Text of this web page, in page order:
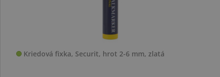
Kriedová fixka, Securit, hrot 2-6 mm, zlatá